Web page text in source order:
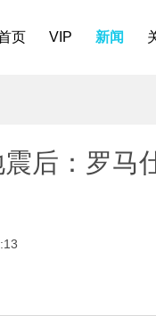
页 VIP 新闻
后：罗马